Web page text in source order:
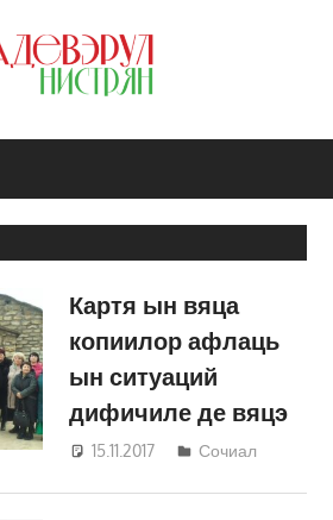
Картя ын вяца
копиилор афлаць
ын ситуаций
дифичиле де вяцэ
15.11.2017
Светлана
Сочиал